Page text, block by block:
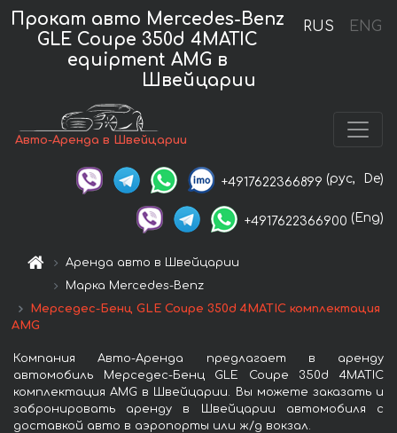
RUS ENG
Прокат авто Mercedes-Benz
GLE Coupe 350d 4MATIC
equipment AMG в
Швейцарии
Авто-Аренда в Швейцарии
+4917622366899 (рус, De)
+4917622366900 (Eng)
Аренда авто в Швейцарии
Марка Mercedes-Benz
Мерседес-Бенц GLE Coupe 350d 4MATIC комплектация
AMG
Компания Авто-Аренда предлагает в аренду
автомобиль Мерседес-Бенц GLE Coupe 350d 4MATIC
комплектация AMG в Швейцарии. Вы можете заказать и
забронировать аренду в Швейцарии автомобиля с
доставкой авто в аэропорты или ж/д вокзал.